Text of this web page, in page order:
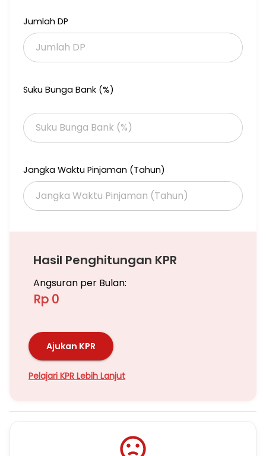
Kolam ikan
Gazebo
Foodcourt
Aula
Spot selfie area
View pegunungan dan udara yang dingin
*Keuntungan Lainnya *
Pasif Income penyewaan villa.
Dapatkan Promo Menarik segera hubungi kami ya
Jumlah DP
Suku Bunga Bank (%)
Jangka Waktu Pinjaman (Tahun)
Hasil Penghitungan KPR
Angsuran per Bulan:
Rp 0
Ajukan KPR
Pelajari KPR Lebih Lanjut